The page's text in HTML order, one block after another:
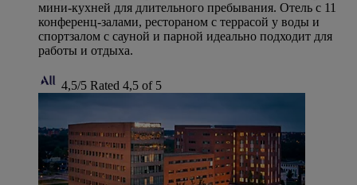
мини-кухней для длительного пребывания. Отель с 11
конференц-залами, рестораном с террасой у воды и
спортзалом с сауной и парной идеально подходит для
работы и отдыха.
4,5/5 Rated 4,5 of 5